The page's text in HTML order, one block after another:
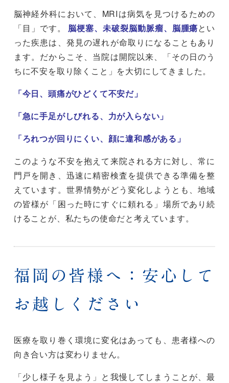
脳神経外科において、MRIは病気を見つけるための
「目」です。
脳梗塞、未破裂脳動脈瘤、脳腫瘍とい
った疾患は、発見の遅れが命取りになることもあり
ます。だからこそ、当院は開院以来、「その日のう
ちに不安を取り除くこと」を大切にしてきました。
「今日、頭痛がひどくて不安だ」
「急に手足がしびれる、力が入らない」
「ろれつが回りにくい、顔に違和感がある」
このような不安を抱えて来院される方に対し、常に
門戸を開き、迅速に精密検査を提供できる準備を整
えています。世界情勢がどう変化しようとも、地域
の皆様が「困った時にすぐに頼れる」場所であり続
けることが、私たちの使命だと考えています。
福岡の皆様へ：安心して
お越しください
医療を取り巻く環境に変化はあっても、患者様への
向き合い方は変わりません。
「少し様子を見よう」と我慢してしまうことが、最